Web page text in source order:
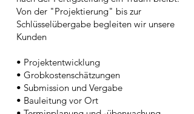
Von der "Projektierung" bis zur
Schlüsselübergabe begleiten wir unsere
Kunden
• Projektentwicklung
• Grobkostenschätzungen
• Submission und Vergabe
• Bauleitung vor Ort